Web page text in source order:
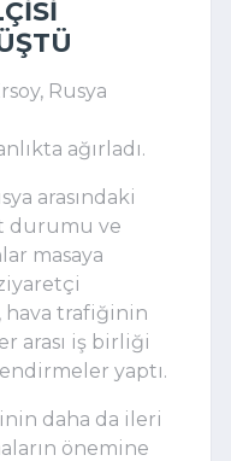
, Rusya
ağırladı.
arasındaki
durumu ve
masaya
ziyaretçi
hava trafiğinin
arası iş birliği
yaptı.
daha da ileri
önemine